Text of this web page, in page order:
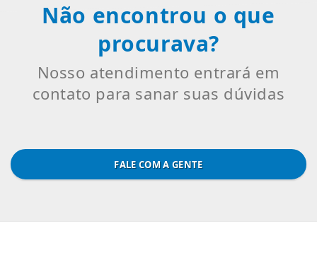
Não encontrou o que
procurava?
Nosso atendimento entrará em
contato para sanar suas dúvidas
FALE COM A GENTE